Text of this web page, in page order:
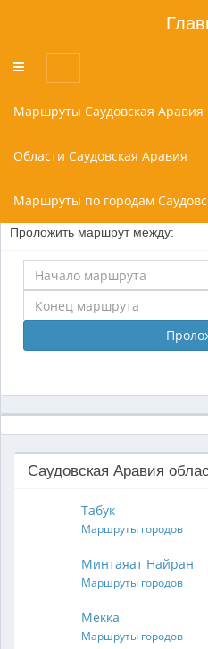
Переключатель
меню
Маршруты Саудовская Аравия
Области Саудовская Аравия
Маршруты по городам
Проложить маршрут между:
Саудовская Аравия
Табук
Маршруты городов
Минтаяат Найран
Маршруты городов
Мекка
Маршруты городов